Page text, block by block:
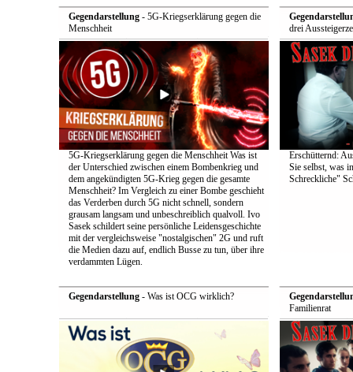
Gegendarstellung- 5G-Kriegserklärung gegen die
Menschheit
5G-Kriegserklärung gegen die Menschheit Was ist
der Unterschied zwischen einem Bombenkrieg und
dem angekündigten 5G-Krieg gegen die gesamte
Menschheit? Im Vergleich zu einer Bombe geschieht
das Verderben durch 5G nicht schnell, sondern
grausam langsam und unbeschreiblich qualvoll. Ivo
Sasek schildert seine persönliche Leidensgeschichte
mit der vergleichsweise "nostalgischen" 2G und ruft
die Medien dazu auf, endlich Busse zu tun, über ihre
verdammten Lügen.
drei
Erschütternd:
Sie selbst, was
Schreckliche"
Gegendarstellung- Was ist OCG wirklich?
Familienrat